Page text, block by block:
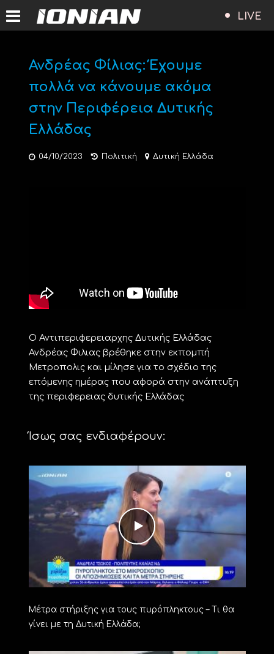
LIVE
Ανδρέας Φίλιας: Έχουμε
πολλά να κάνουμε ακόμα
στην Περιφέρεια Δυτικής
Ελλάδας
04/10/2023 Πολιτική Δυτική Ελλάδα
Ο Αντιπεριφερειαρχης Δυτικής Ελλάδας
Ανδρέας Φιλιας βρέθηκε στην εκπομπή
Μετροπολις και μίλησε για το σχέδιο της
επόμενης ημέρας που αφορά στην ανάπτυξη
της περιφερειας δυτικής Ελλάδας
Ίσως σας ενδιαφέρουν:
Μέτρα στήριξης για τους πυρόπληκτους – Τι θα
γίνει με τη Δυτική Ελλάδα;